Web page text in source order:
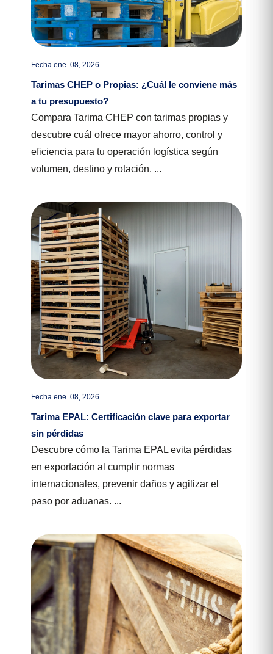
Fecha ene. 08, 2026
Tarimas CHEP o Propias: ¿Cuál le conviene más
a tu presupuesto?
Compara Tarima CHEP con tarimas propias y
descubre cuál ofrece mayor ahorro, control y
eficiencia para tu operación logística según
volumen, destino y rotación. ...
Fecha ene. 08, 2026
Tarima EPAL: Certificación clave para exportar
sin pérdidas
Descubre cómo la Tarima EPAL evita pérdidas
en exportación al cumplir normas
internacionales, prevenir daños y agilizar el
paso por aduanas. ...